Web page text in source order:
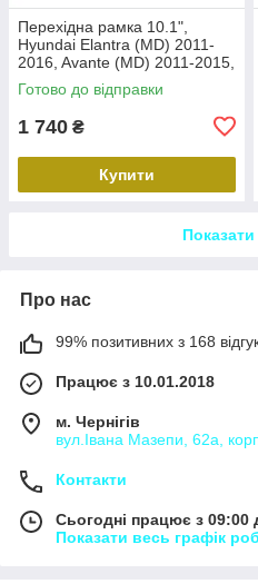
Перехідна рамка 10.1",
Hyundai Elantra (MD) 2011-
2016, Avante (MD) 2011-2015,
Carav 22-2314
Готово до відправки
1 740 ₴
Купити
Про нас
99% позитивних з 168
Працює з 10.01.2018
м. Чернігів
вул.Івана Мазепи, 62а,
Контакти
Сьогодні працює з 09:00
Показати весь графік